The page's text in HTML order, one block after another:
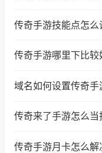
传奇手游技能点怎么
传奇手游哪里下比较
域名如何设置传奇手
传奇来了手游怎么当
传奇手游月卡怎么解